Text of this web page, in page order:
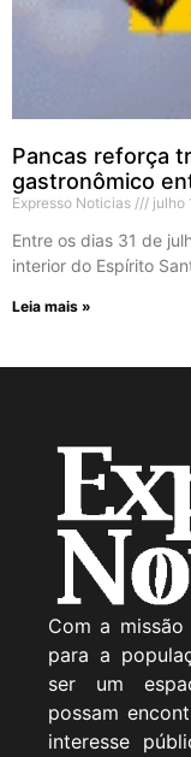
Pancas reforça
gastronômico
Expresso Noticias julho
Entre os dias 31 de
interior do Espírito
Leia mais »
Com a
para a
ser um
possam
interesse